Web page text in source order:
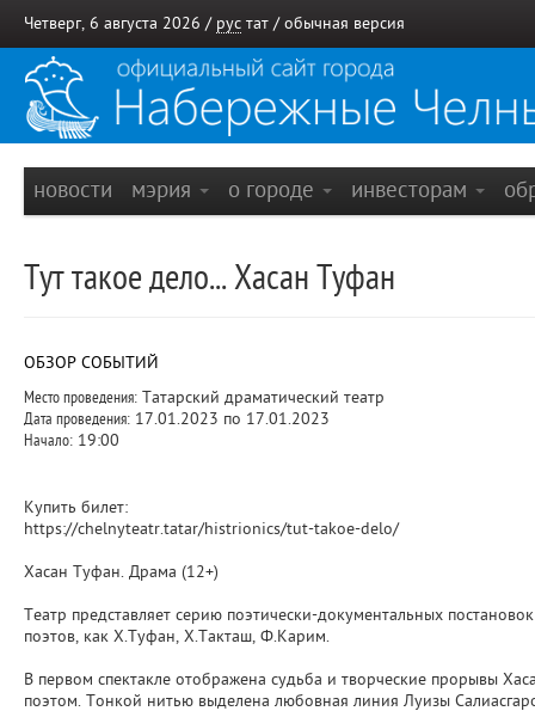
Четверг, 6 августа 2026 / рус тат / обычная версия
новости мэрия о городе инвесторам
Тут такое дело... Хасан Туфан
ОБЗОР СОБЫТИЙ
Место проведения: Татарский драматический театр
Дата проведения: 17.01.2023 по 17.01.2023
Начало: 19:00
Купить билет:
https://chelnyteatr.tatar/histrionics/tut-takoe-delo/
Хасан Туфан. Драма (12+)
Театр представляет серию поэтически-документальных
поэтов, как Х.Туфан, Х.Такташ, Ф.Карим.
В первом спектакле отображена судьба и творческие прорывы
поэтом. Тонкой нитью выделена любовная линия Луизы